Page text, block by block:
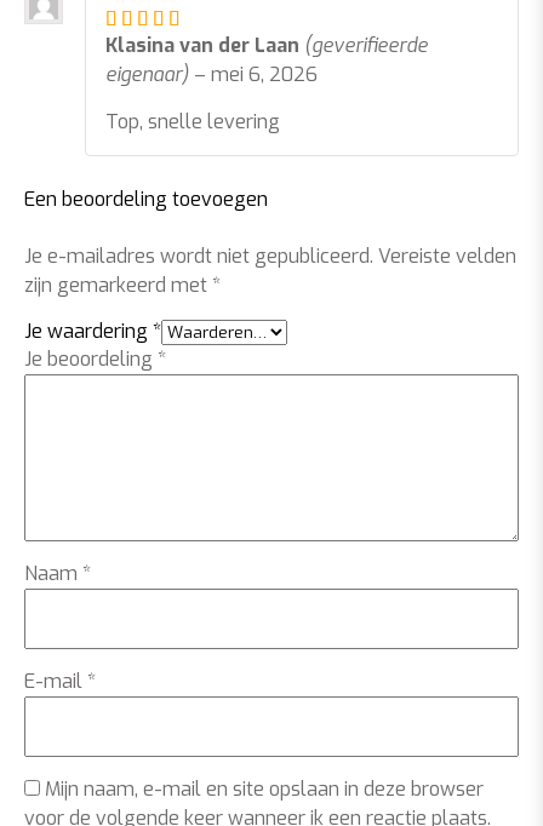
Klasina van der Laan (geverifieerde
eigenaar) – mei 6, 2026
Top, snelle levering
Een beoordeling toevoegen
Je e-mailadres wordt niet gepubliceerd. Vereiste velden
zijn gemarkeerd met *
Je waardering *
Je beoordeling *
Naam *
E-mail *
Mijn naam, e-mail en site opslaan in deze browser
voor de volgende keer wanneer ik een reactie plaats.